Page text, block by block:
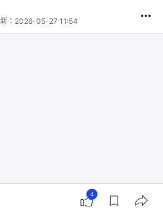
： 2026-05-27 11:54
4